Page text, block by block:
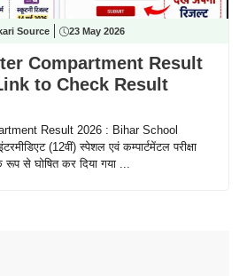
Source 23 May 2026
Compartment Result
to Check Result
Result 2026 : Bihar School
(12वीं) स्पेशल एवं कम्पार्टमेंटल परीक्षा
रूप से घोषित कर दिया गया ...